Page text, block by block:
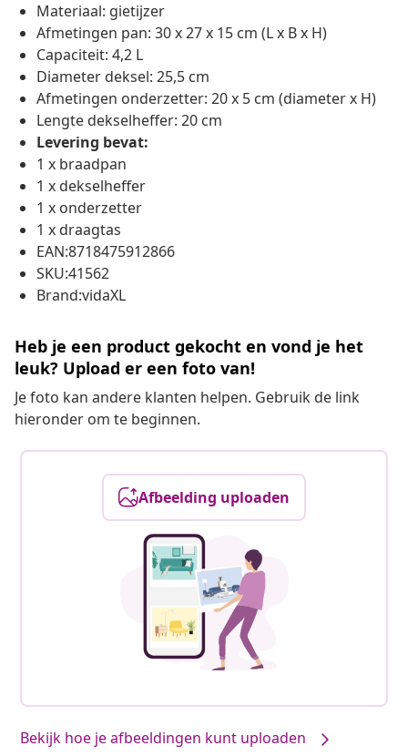
Materiaal: gietijzer
Afmetingen pan: 30 x 27 x 15 cm (L x B x H)
Capaciteit: 4,2 L
Diameter deksel: 25,5 cm
Afmetingen onderzetter: 20 x 5 cm (diameter x H)
Lengte dekselheffer: 20 cm
Levering bevat:
1 x braadpan
1 x dekselheffer
1 x onderzetter
1 x draagtas
EAN:8718475912866
SKU:41562
Brand:vidaXL
Heb je een product gekocht en vond je het
leuk? Upload er een foto van!
Je foto kan andere klanten helpen. Gebruik de link
hieronder om te beginnen.
Afbeelding uploaden
Bekijk hoe je afbeeldingen kunt uploaden